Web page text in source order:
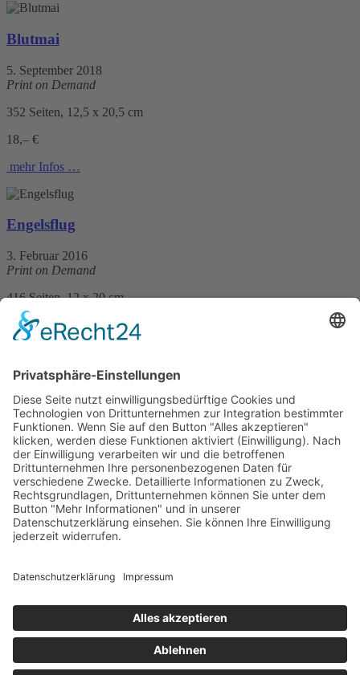
Blutmai
5. September 2018
Print on Demand
352 Seiten, 12,5 x 20,5 cm
18,– €
mehr Infos …
Engelsflug
3. Februar 2016
Print on Demand
416 Seiten, 12 x 20 cm
20,– €
Mord in Metropolis
5. Februar 2014
sofort lieferbar
428 Seiten, 12 x 20 cm
14,– €
mehr Infos …
AGB
Sitemap